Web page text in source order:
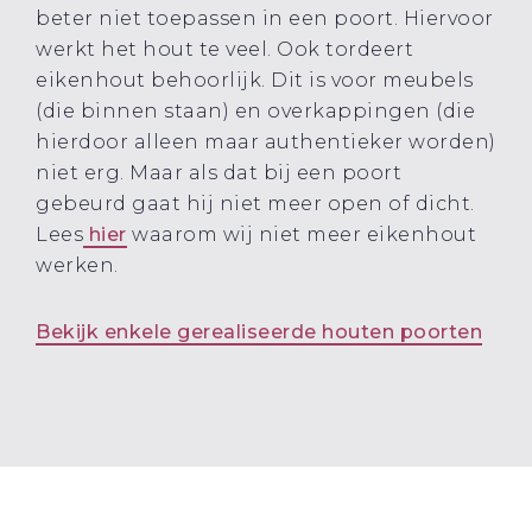
beter niet toepassen in een poort. Hiervoor
werkt het hout te veel. Ook tordeert
eikenhout behoorlijk. Dit is voor meubels
(die binnen staan) en overkappingen (die
hierdoor alleen maar authentieker worden)
niet erg. Maar als dat bij een poort
gebeurd gaat hij niet meer open of dicht.
Lees hier waarom wij niet meer eikenhout
werken.
Bekijk enkele gerealiseerde houten poorten